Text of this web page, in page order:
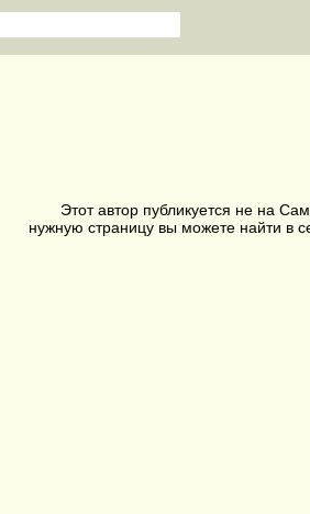
Этот автор публикуется не на
нужную страницу вы можете найти в